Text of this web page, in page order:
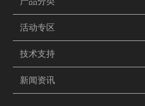
活动专区
技术支持
新闻资讯